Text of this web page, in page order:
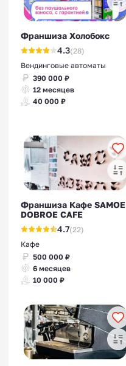
Франшиза Холобокс
4.3(28)
Вендинговые автоматы
390 000 ₽
12 месяцев
40 000 ₽
Франшиза Кафе SAMOE
DOBROE CAFE
4.7(22)
Кафе
500 000 ₽
6 месяцев
10 000 ₽